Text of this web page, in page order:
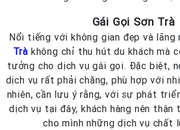
Gái Gọi Sơn Trà
Nổi tiếng với không gian đẹp và lãng
Trà không chỉ thu hút du khách mà
tưởng cho dịch vụ gái gọi. Đặc biệt,
dịch vụ rất phải chăng, phù hợp với
nhiên, cần lưu ý rằng, với sự phát
dịch vụ tại đây, khách hàng nên thận
cho mình những dịch vụ chất